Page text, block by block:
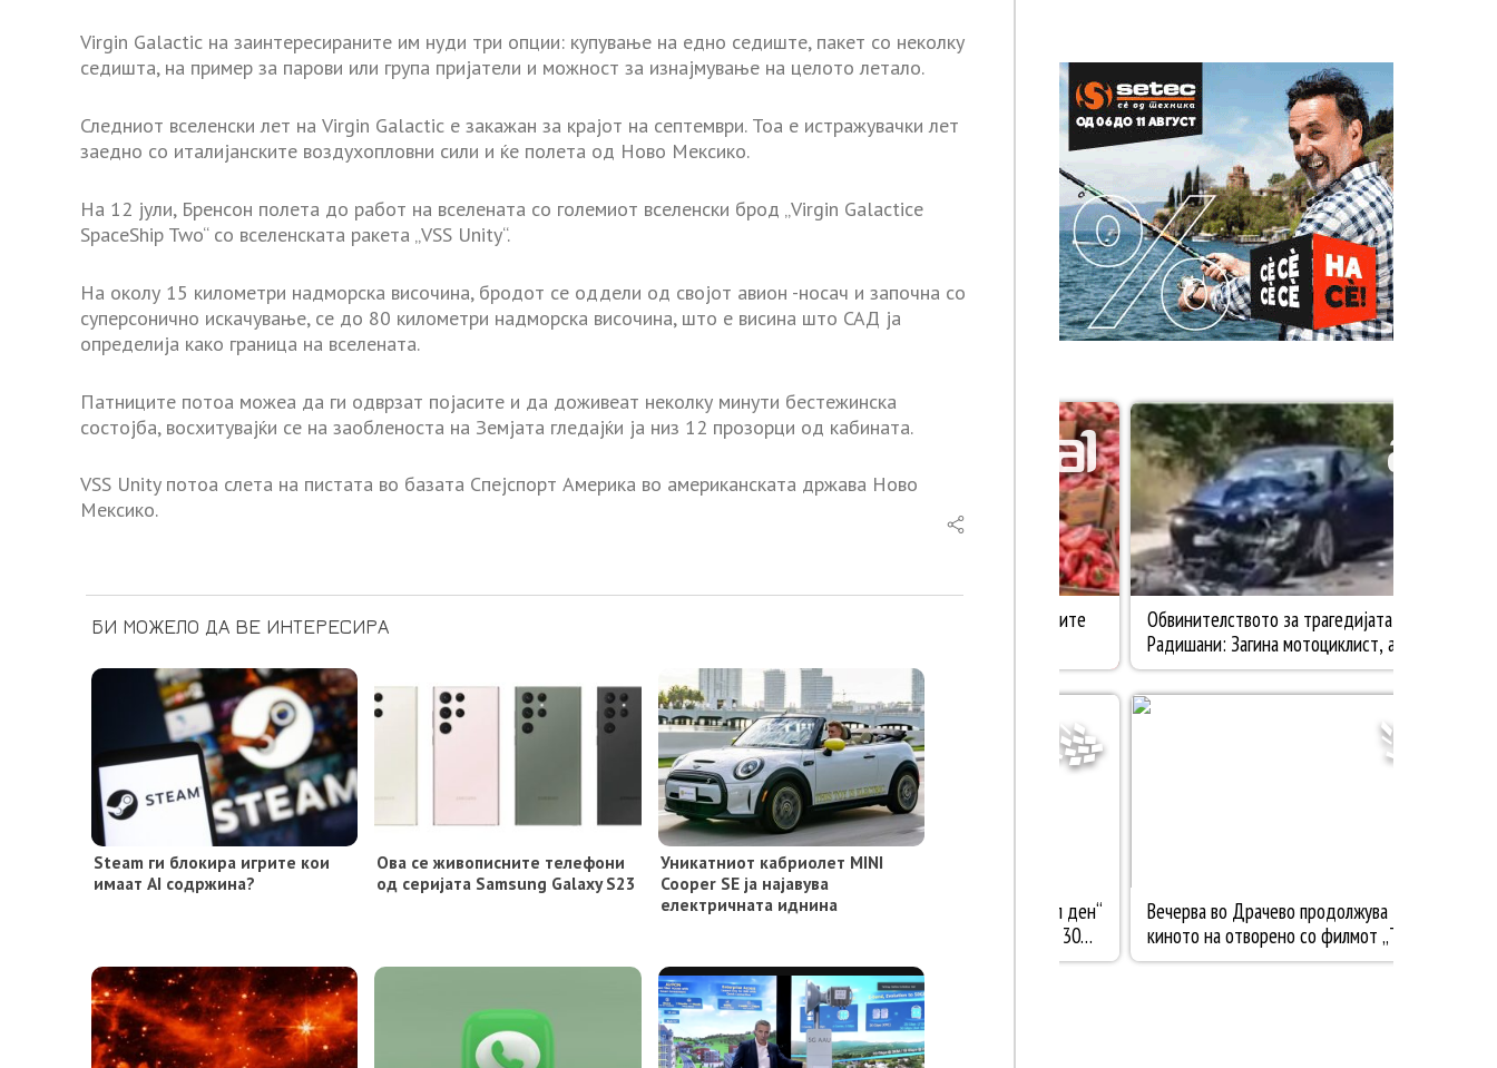
Virgin Galactic на заинтересираните им нуди три опции: купување на едно седиште, пакет со неколку
седишта, на пример за парови или група пријатели и можност за изнајмување на целото летало.
Следниот вселенски лет на Virgin Galactic е закажан за крајот на септември. Тоа е истражувачки лет
заедно со италијанските воздухопловни сили и ќе полета од Ново Мексико.
На 12 јули, Бренсон полета до работ на вселената со големиот вселенски брод „Virgin Galactice
SpaceShip Two“ со вселенската ракета „VSS Unity“.
На околу 15 километри надморска височина, бродот се оддели од својот авион -носач и започна со
суперсонично искачување, се до 80 километри надморска височина, што е висина што САД ја
определија како граница на вселената.
Патниците потоа можеа да ги одврзат појасите и да доживеат неколку минути бестежинска
состојба, восхитувајќи се на заобленоста на Земјата гледајќи ја низ 12 прозорци од кабината.
VSS Unity потоа слета на пистата во базата Спејспорт Америка во американската држава Ново
Мексико.
БИ МОЖЕЛО ДА ВЕ ИНТЕРЕСИРА
Steam ги блокира игрите кои
имаат AI содржина?
Ова се живописните телефони
од серијата Samsung Galaxy S23
Уникатниот кабриолет MINI
Cooper SE ја најавува
електричната иднина